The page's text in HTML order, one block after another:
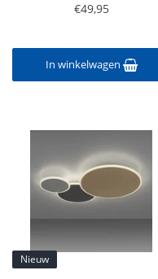
€49,95
In winkelwagen
Nieuw